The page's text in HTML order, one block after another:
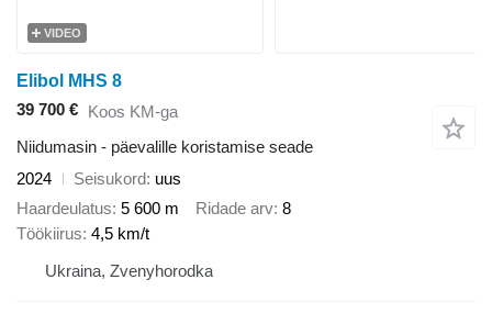
VIDEO
Elibol MHS 8
39 700 € Koos KM-ga
Niidumasin - päevalille koristamise seade
2024
Seisukord uus
Haardeulatus 5 600 m Ridade arv 8
Töökiirus 4,5 km/t
Ukraina, Zvenyhorodka